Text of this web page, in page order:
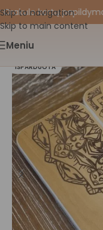
Skip to navigation
Skip to main content
kortų papildymas
Meniu
IŠPARDUOTA